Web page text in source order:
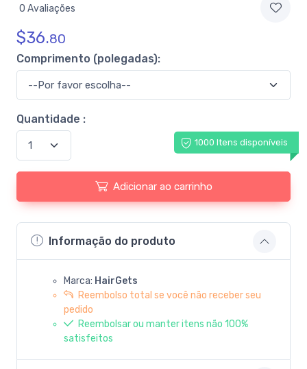
0 Avaliações
$36.80
Comprimento (polegadas):
Quantidade :
1000 Itens disponíveis
Adicionar ao carrinho
Informação do produto
Marca: HairGets
Reembolso total se você não receber seu
pedido
Reembolsar ou manter itens não 100%
satisfeitos